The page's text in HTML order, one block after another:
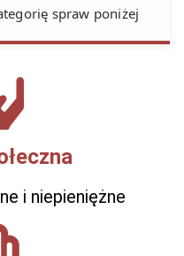
spraw poniżej
i niepieniężne